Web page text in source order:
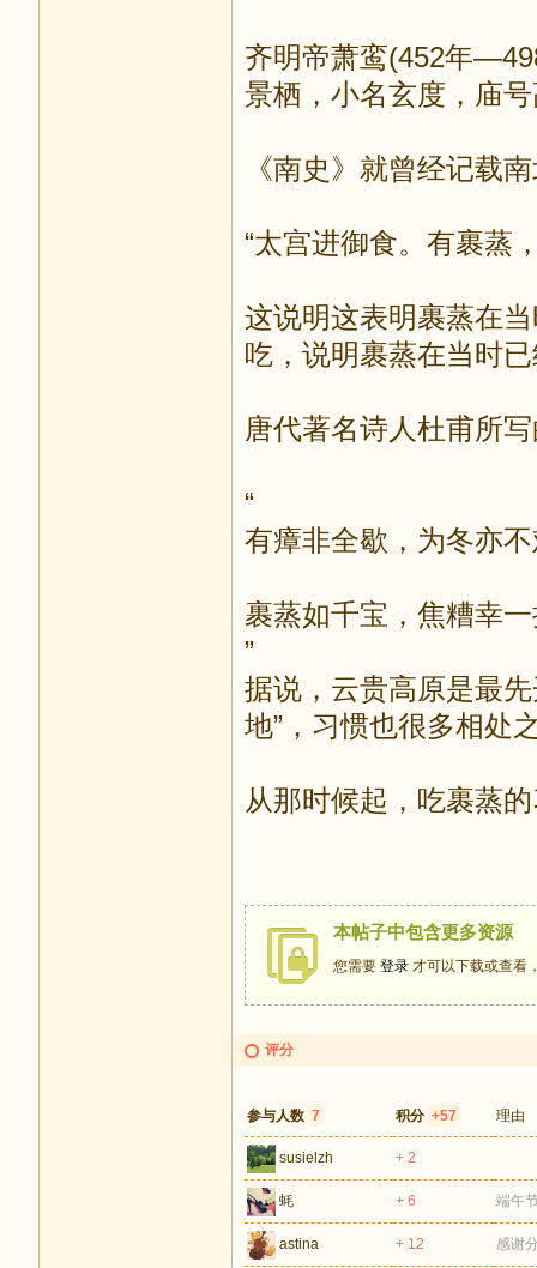
齐明帝萧鸾(452年
景栖，小名玄度，庙
《南史》就曾经记载
“太宫进御食。有裹蒸
这说明这表明裹蒸在当
吃，说明裹蒸在当时
唐代著名诗人杜甫所
“
有瘴非全歇，为冬亦
裹蒸如千宝，焦糟幸
”
据说，云贵高原是最
地”，习惯也很多相处
从那时候起，吃裹蒸
本帖子中包含更多资源
您需要 登录 才可以下载或查看
评分
参与人数 7 积分 +57 理由
susielzh + 2
蚝 + 6 端午
astina + 12 感谢